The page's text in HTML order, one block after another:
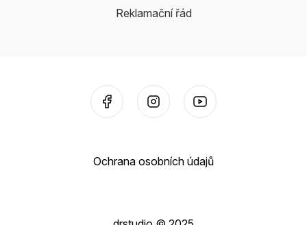
Reklamační řád
Ochrana osobních údajů